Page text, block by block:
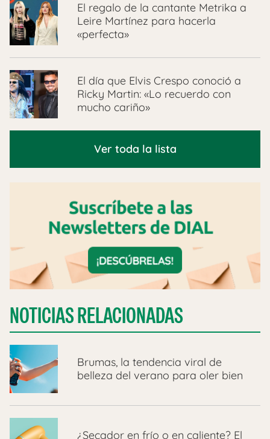
El regalo de la cantante Metrika a
Leire Martínez para hacerla
«perfecta»
El día que Elvis Crespo conoció a
Ricky Martin: «Lo recuerdo con
mucho cariño»
Ver toda la lista
NOTICIAS RELACIONADAS
Brumas, la tendencia viral de
belleza del verano para oler bien
¿Secador en frío o en caliente? El